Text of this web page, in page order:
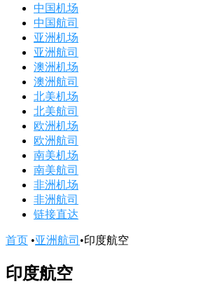
中国机场
中国航司
亚洲机场
亚洲航司
澳洲机场
澳洲航司
北美机场
北美航司
欧洲机场
欧洲航司
南美机场
南美航司
非洲机场
非洲航司
链接直达
首页 •亚洲航司 •印度航空
印度航空